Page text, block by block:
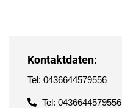
Kontaktdaten:
Tel: 0436644579556
Tel: 0436644579556